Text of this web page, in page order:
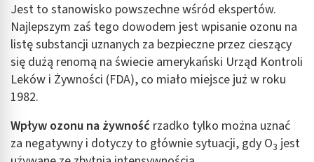
Jest to stanowisko powszechne wśród ekspertów.
Najlepszym zaś tego dowodem jest wpisanie ozonu na
listę substancji uznanych za bezpieczne przez cieszący
się dużą renomą na świecie amerykański Urząd Kontroli
Leków i Żywności (FDA), co miało miejsce już w roku
1982.
Wpływ ozonu na żywność rzadko tylko można uznać
za negatywny i dotyczy to głównie sytuacji, gdy O3 jest